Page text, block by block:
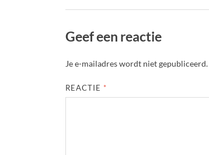
Geef een reactie
Je e-mailadres wordt niet gepubliceerd.
REACTIE *